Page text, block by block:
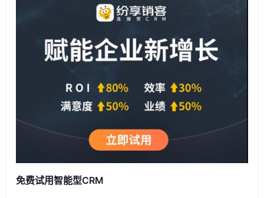
免费试用智能型CRM